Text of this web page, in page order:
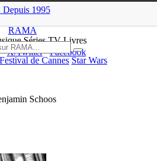
Depuis 1995
RAMA
SériesTVLivres
Festival de Cannes Star Wars
X/Twitter
Facebook
Schoos